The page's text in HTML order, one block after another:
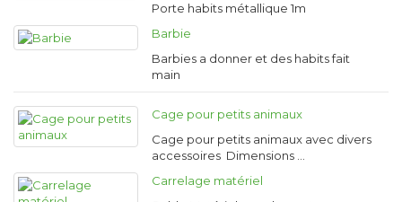
Porte habits métallique 1m
Barbie
Barbies a donner et des habits fait
main
Cage pour petits animaux
Cage pour petits animaux avec divers
accessoires Dimensions …
Carrelage matériel